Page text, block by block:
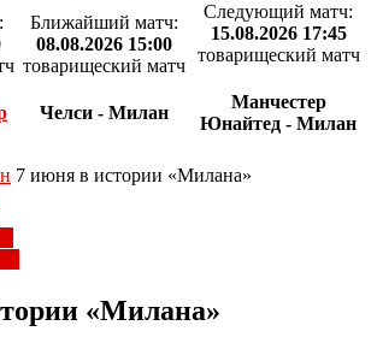
Ближайший матч:
08.08.2026 15:00
товарищеский матч
Челси - Милан
Следующий матч:
15.08.2026 17:45
товарищеский матч
Манчестер
Юнайтед - Милан
7 июня в истории «Милана»
«Милана»